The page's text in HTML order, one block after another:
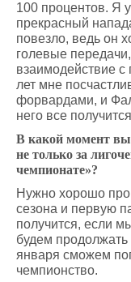
100 процентов. Я
прекрасный
повезло, ведь он
голевые
взаимодействие
лет мне
форвардами, и
него все
В какой момент вы
не только за
чемпионате»?
Нужно хорошо
сезона и первую
получится, если
будем продолжать
января сможем
чемпионство.